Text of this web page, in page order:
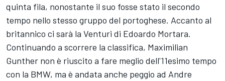
quinta fila, nonostante il suo fosse stato il secondo
tempo nello stesso gruppo del portoghese. Accanto al
britannico ci sarà la Venturi di Edoardo Mortara.
Continuando a scorrere la classifica, Maximilian
Gunther non è riuscito a fare meglio dell'11esimo tempo
con la BMW, ma è andata anche peggio ad Andre